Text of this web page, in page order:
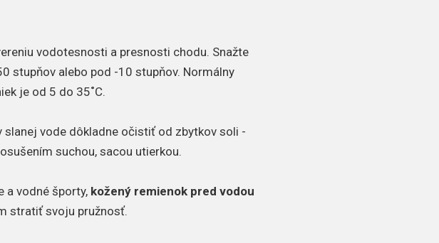
vodotesnosti a presnosti chodu. Snažte
stupňov alebo pod -10 stupňov. Normálny
je od 5 do 35˚C.
slanej vode dôkladne očistiť od zbytkov soli -
suchou, sacou utierkou.
a vodné športy, kožený remienok pred vodou
stratiť svoju pružnosť.